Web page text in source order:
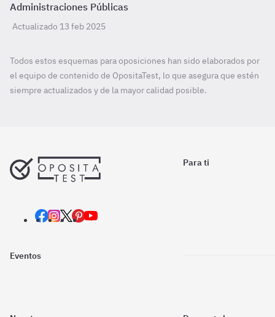
Administraciones Públicas
Actualizado 13 feb 2025
Todos estos esquemas para oposiciones han sido elaborados por
el equipo de contenido de OpositaTest, lo que asegura que estén
siempre actualizados y de la mayor calidad posible.
Para ti
Eventos